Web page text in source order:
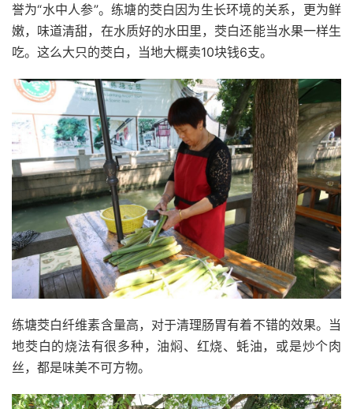
誉为“水中人参”。练塘的茭白因为生长环境的关系，更为鲜
嫩，味道清甜，在水质好的水田里，茭白还能当水果一样生
吃。这么大只的茭白，当地大概卖10块钱6支。
练塘茭白纤维素含量高，对于清理肠胃有着不错的效果。当
地茭白的烧法有很多种，油焖、红烧、蚝油，或是炒个肉
丝，都是味美不可方物。